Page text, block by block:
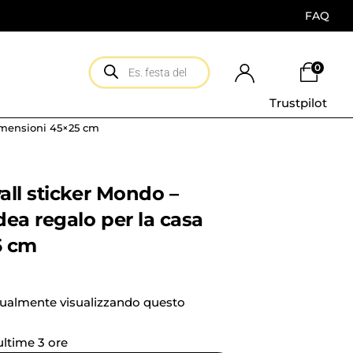
FAQ
0
Trustpilot
45×25 cm
sticker Mondo –
regalo per la casa
cm
visualizzando questo
3 ore